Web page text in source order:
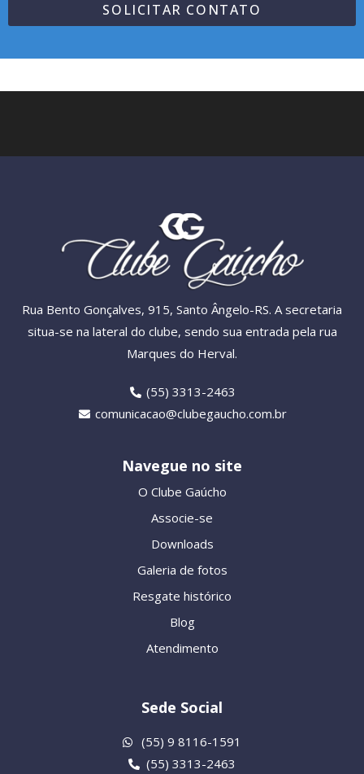
SOLICITAR CONTATO
Rua Bento Gonçalves, 915, Santo Ângelo-RS. A secretaria
situa-se na lateral do clube, sendo sua entrada pela rua
Marques do Herval.
(55) 3313-2463
comunicacao@clubegaucho.com.br
Navegue no site
O Clube Gaúcho
Associe-se
Downloads
Galeria de fotos
Resgate histórico
Blog
Atendimento
Sede Social
(55) 9 8116-1591
(55) 3313-2463